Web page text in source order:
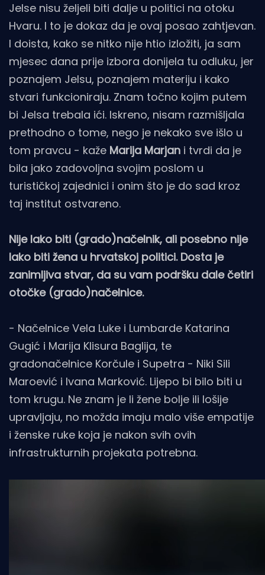
Jelse nisu željeli biti dalje u politici na otoku
Hvaru. I to je dokaz da je ovaj posao zahtjevan.
I doista, kako se nitko nije htio izložiti, ja sam
mjesec dana prije izbora donijela tu odluku, jer
poznajem Jelsu, poznajem materiju i kako
stvari funkcioniraju. Znam točno kojim putem
bi Jelsa trebala ići. Iskreno, nisam razmišljala
prethodno o tome, nego je nekako sve išlo u
tom pravcu - kaže Marija Marjan i tvrdi da je
bila jako zadovoljna svojim poslom u
turističkoj zajednici i onim što je do sad kroz
taj institut ostvareno.
Nije lako biti (grado)načelnik, ali posebno nije
lako biti žena u hrvatskoj politici. Dosta je
zanimljiva stvar, da su vam podršku dale četiri
otočke (grado)načelnice.
- Načelnice Vela Luke i Lumbarde Katarina
Gugić i Marija Klisura Baglija, te
gradonačelnice Korčule i Supetra - Niki Sili
Maroević i Ivana Marković. Lijepo bi bilo biti u
tom krugu. Ne znam je li žene bolje ili lošije
upravljaju, no možda imaju malo više empatije
i ženske ruke koja je nakon svih ovih
infrastrukturnih projekata potrebna.